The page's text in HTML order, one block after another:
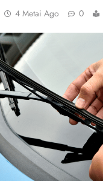
4 Metai Ago 0